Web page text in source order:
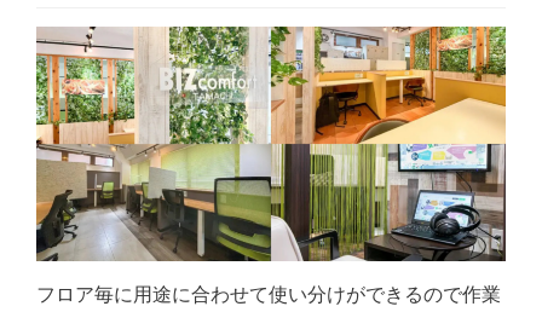
フロア毎に用途に合わせて使い分けができるので作業